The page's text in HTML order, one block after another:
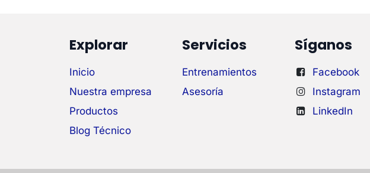
Explorar
Inicio
Nuestra empresa
Productos
Blog Técnico
Servicios
Entrenamientos
Asesoría
Síganos
Facebook
Instagram
LinkedIn